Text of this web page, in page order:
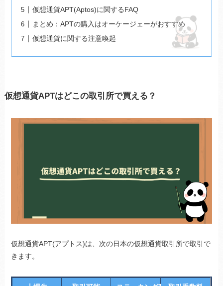
仮想通貨APT(Aptos)に関するFAQ
まとめ：APTの購入はオーケージェーがおすすめ
仮想通貨に関する注意喚起
仮想通貨APTはどこの取引所で買える？
仮想通貨APT(アプトス)は、次の日本の仮想通貨取引所で取引で
きます。